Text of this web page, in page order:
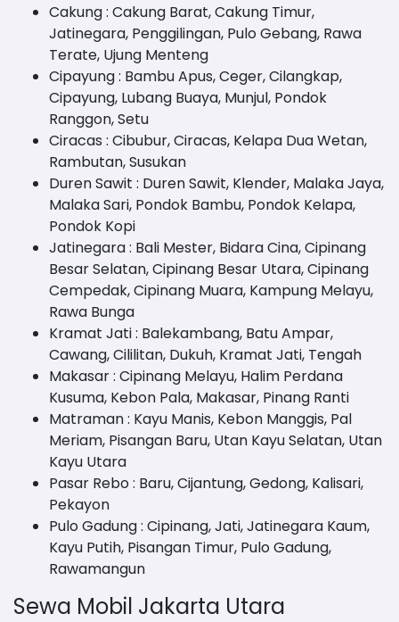
Cakung : Cakung Barat, Cakung Timur,
Jatinegara, Penggilingan, Pulo Gebang, Rawa
Terate, Ujung Menteng
Cipayung : Bambu Apus, Ceger, Cilangkap,
Cipayung, Lubang Buaya, Munjul, Pondok
Ranggon, Setu
Ciracas : Cibubur, Ciracas, Kelapa Dua Wetan,
Rambutan, Susukan
Duren Sawit : Duren Sawit, Klender, Malaka Jaya,
Malaka Sari, Pondok Bambu, Pondok Kelapa,
Pondok Kopi
Jatinegara : Bali Mester, Bidara Cina, Cipinang
Besar Selatan, Cipinang Besar Utara, Cipinang
Cempedak, Cipinang Muara, Kampung Melayu,
Rawa Bunga
Kramat Jati : Balekambang, Batu Ampar,
Cawang, Cililitan, Dukuh, Kramat Jati, Tengah
Makasar : Cipinang Melayu, Halim Perdana
Kusuma, Kebon Pala, Makasar, Pinang Ranti
Matraman : Kayu Manis, Kebon Manggis, Pal
Meriam, Pisangan Baru, Utan Kayu Selatan, Utan
Kayu Utara
Pasar Rebo : Baru, Cijantung, Gedong, Kalisari,
Pekayon
Pulo Gadung : Cipinang, Jati, Jatinegara Kaum,
Kayu Putih, Pisangan Timur, Pulo Gadung,
Rawamangun
Sewa Mobil Jakarta Utara